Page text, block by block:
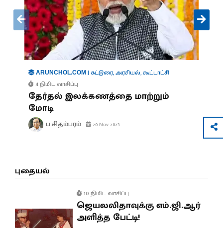
ARUNCHOL.COM |கட்டுரை,அரசியல்,கூட்டாட்சி
4 நிமிட வாசிப்பு
தேர்தல் இலக்கணத்தை மாற்றும்
மோடி
ப.சிதம்பரம் 20 Nov 2023
புதையல்
10 நிமிட வாசிப்பு
ஜெயலலிதாவுக்கு எம்.ஜி.ஆர்
அளித்த பேட்டி!